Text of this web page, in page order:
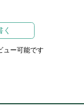
ュー可能です